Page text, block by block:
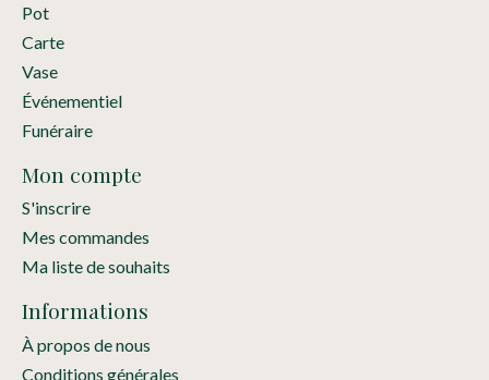
Pot
Carte
Vase
Événementiel
Funéraire
Mon compte
S'inscrire
Mes commandes
Ma liste de souhaits
Informations
À propos de nous
Conditions générales